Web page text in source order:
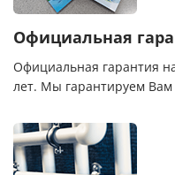
Официальная
Официальная гарантия
лет. Мы гарантируем Вам